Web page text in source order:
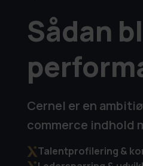
Sådan
Cernel er en
commerce indhold
Talentprofilering &